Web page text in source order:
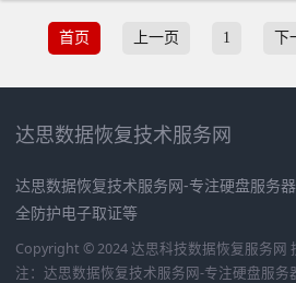
首页 上一页 1
达思数据恢复技术服务网
达思数据恢复技术服务网-专注硬盘服务
全防护电子取证等
Copyright © 2024 达思科技数据恢复服务网
注：达思数据恢复技术服务网-专注硬盘服务